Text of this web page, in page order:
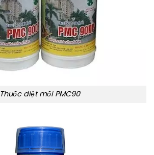
Thuốc diệt mối PMC90